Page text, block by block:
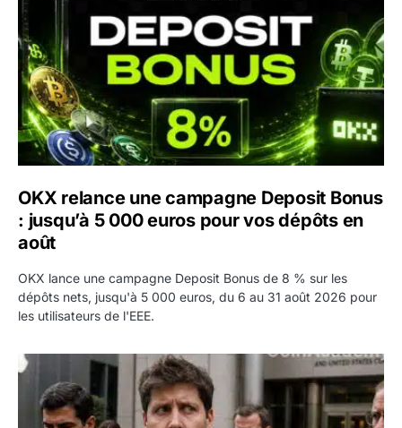
OKX relance une campagne Deposit Bonus
: jusqu’à 5 000 euros pour vos dépôts en
août
OKX lance une campagne Deposit Bonus de 8 % sur les
dépôts nets, jusqu'à 5 000 euros, du 6 au 31 août 2026 pour
les utilisateurs de l'EEE.
OpenAI demande le rejet de la plainte d’Apple et